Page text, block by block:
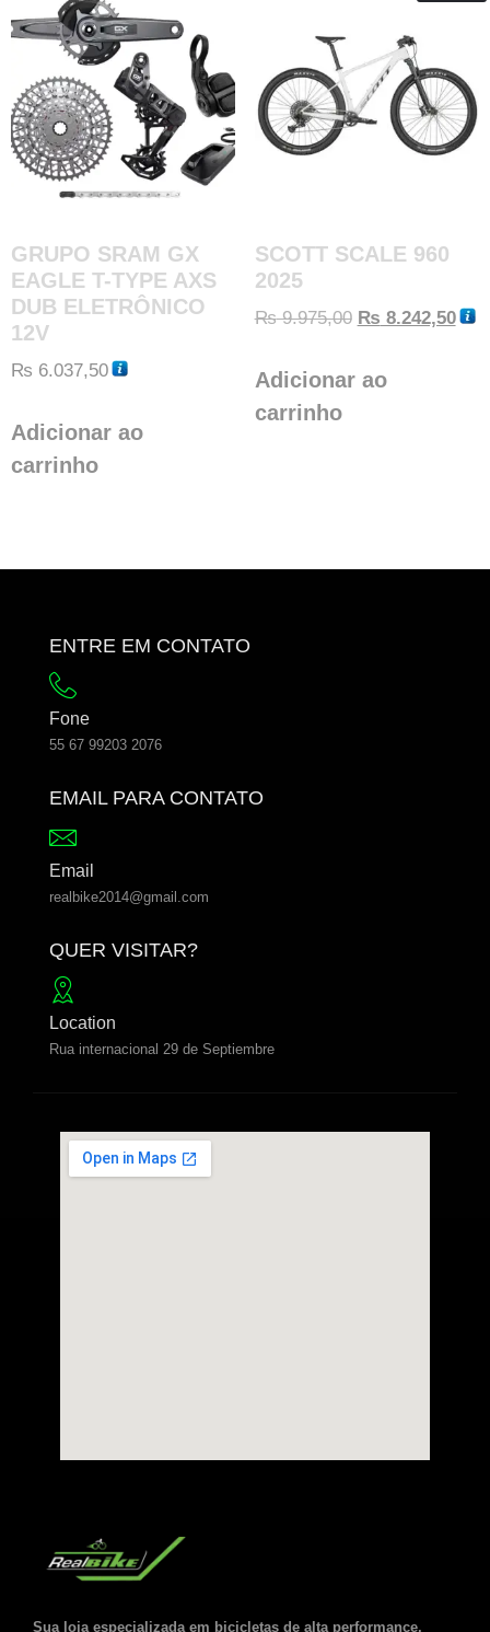
GRUPO SRAM GX
EAGLE T-TYPE AXS
DUB ELETRÔNICO
12V
₨ 6.037,50
Adicionar ao
carrinho
SCOTT SCALE 960
2025
₨9.975,00 ₨ 8.242,50
Adicionar ao
carrinho
Sua loja especializada em bicicletas de alta performance,
ENTRE EM CONTATO
Fone
55 67 99203 2076
EMAIL PARA CONTATO
Email
realbike2014@gmail.com
QUER VISITAR?
Location
Rua internacional 29 de Septiembre